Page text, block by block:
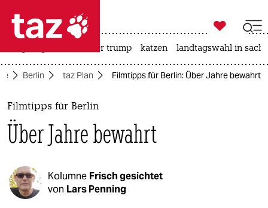
 taz zahl ich
taz zahl ich
themen
politik
öko
gesellschaft

taz zahl ich
usa unter trump katzen landtagswahl in
Berlin taz Plan Filmtipps für Berlin: Über Jahre bewahrt
Filmtipps für Berlin
Über Jahre bewahrt
Kolumne Frisch gesichtet
von Lars Penning